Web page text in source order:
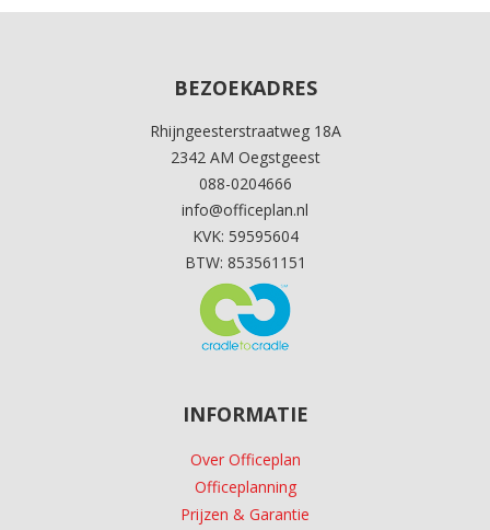
BEZOEKADRES
Rhijngeesterstraatweg 18A
2342 AM Oegstgeest
088-0204666
info@officeplan.nl
KVK: 59595604
BTW: 853561151
INFORMATIE
Over Officeplan
Officeplanning
Prijzen & Garantie